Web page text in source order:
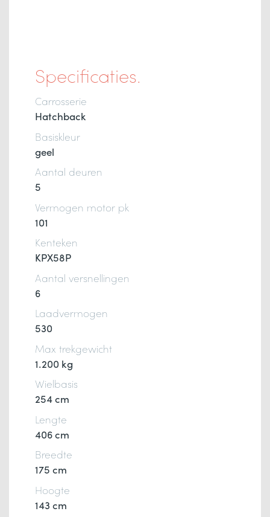
Specificaties.
Carrosserie
Hatchback
Basiskleur
geel
Aantal deuren
5
Vermogen motor pk
101
Kenteken
KPX58P
Aantal versnellingen
6
Laadvermogen
530
Max trekgewicht
1.200 kg
Wielbasis
254 cm
Lengte
406 cm
Breedte
175 cm
Hoogte
143 cm